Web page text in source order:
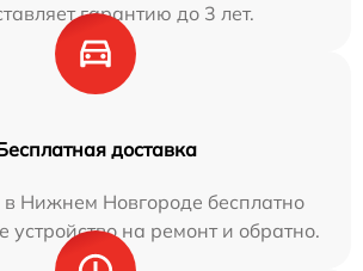
гарантию до 3 лет.
доставка
Нижнем Новгороде бесплатно
устройство на ремонт и обратно.